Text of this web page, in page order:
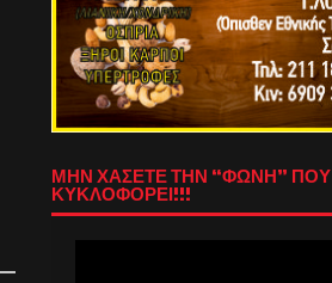
ΜΗΝ ΧΑΣΕΤΕ ΤΗΝ “ΦΩΝΗ” ΠΟΥ
ΚΥΚΛΟΦΟΡΕΙ!!!